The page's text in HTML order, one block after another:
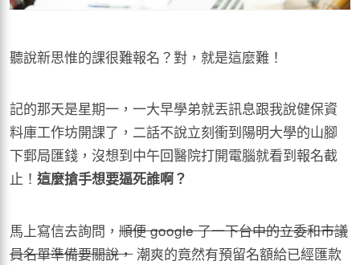
聽說新思惟的課很難報名？對，就是這麼難！
記的那天是星期一，一大早學弟就丟訊息跟我說健保資
料庫工作坊開課了，二話不說立刻衝到陽明大學的山腳
下郵局匯錢，沒想到中午回醫院打開電腦就看到報名截
止！ 這麼搶手想要逼死誰啊？
馬上寫信去詢問， 順便google了一下台中的立委和市議
員名單準備要關說， 潮爽的竟然有預留名額給已經匯款